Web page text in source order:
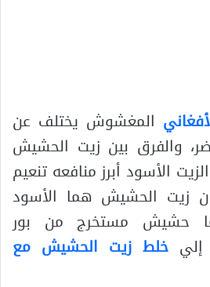
المغشوش يختلف عن
والفرق بين زيت الحشيش
الأسود أبرز منافعه تنعيم
زيت الحشيش هما الأسود
حشيش مستخرج من بور
خلط زيت الحشيش مع